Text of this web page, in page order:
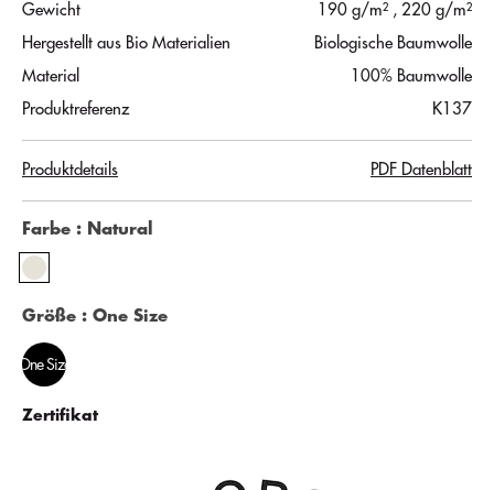
Gewicht 190 g/m² , 220 g/m²
Hergestellt aus Bio Materialien
Biologische Baumwolle
Material
100% Baumwolle
Produktreferenz
K137
Produktdetails PDF Datenblatt
Farbe : Natural
Größe : One Size
One Size
Zertifikat